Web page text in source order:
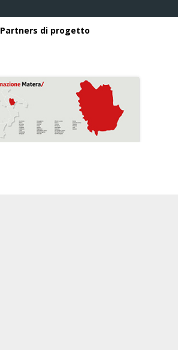
Partners di progetto